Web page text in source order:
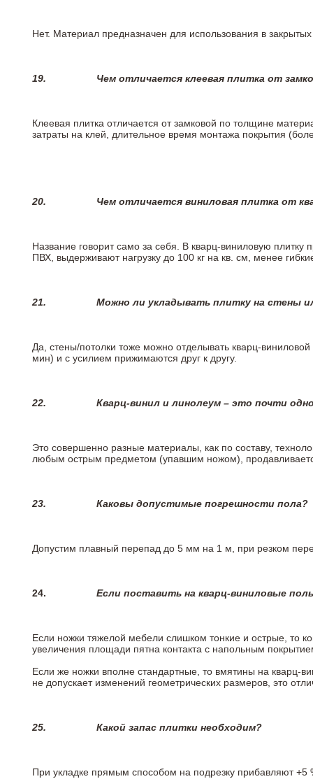
Нет. Материал предназначен для использования в
19. Чем отличается клеевая плитка от
Клеевая плитка отличается от замковой по толщине
затраты на клей, длительное время монтажа покрытия
20. Чем отличается виниловая плитка от
Название говорит само за себя. В кварц-виниловую
ПВХ, выдерживают нагрузку до 100 кг на кв. см, менее
21. Можно ли укладывать плитку на стены
Да, стены/потолки тоже можно отделывать кварц-
мин) и с усилием прижимаются друг к другу.
22. Кварц-винил и линолеум – это почти
Это совершенно разные материалы, как по составу,
любым острым предметом (упавшим ножом),
23. Каковы допустимые погрешности пола?
Допустим плавный перепад до 5 мм на 1 м, при резком
24. Если поставить на кварц-виниловые
Если ножки тяжелой мебели слишком тонкие и острые, то
увеличения площади пятна контакта с напольным
Если же ножки вполне стандартные, то вмятины на кварц-
не допускает изменений геометрических размеров, это
25. Какой запас плитки необходим?
При укладке прямым способом на подрезку прибавляют +5